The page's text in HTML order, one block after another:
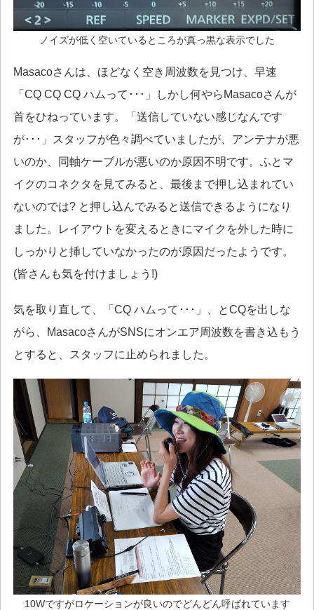
ノイズが低く空いているところが真っ黒な表示でした
Masacoさんは、ほどなく空き周波数を見つけ、早速
「CQ CQ CQ ハムって･･･」しかし何やらMasacoさんが
首をひねっています。「送信していない感じなんです
が･･･」スタッフが色々調べていましたが、アンテナが悪
いのか、同軸ケーブルが悪いのか原因不明です。ふとマ
イクのコネクタを見てみると、最後まで押し込まれてい
ないのでは? と押し込んでみると送信できるようになり
ました。レイアウトを変えるときにマイクを外した時に
しっかりと挿していなかったのが原因だったようです。
(皆さんも気を付けましょう!)
気を取り直して、「CQ ハムって･･･」、とCQを出しな
がら、MasacoさんがSNSにオンエア周波数を書き込もう
とすると、スタッフに止められました。
10Wですがロケーションが良いのでどんどん呼ばれています